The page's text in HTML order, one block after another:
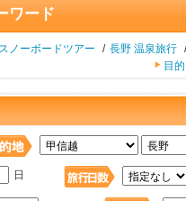
ワード
ノーボードツアー / 長野 温泉旅行 /
目
日